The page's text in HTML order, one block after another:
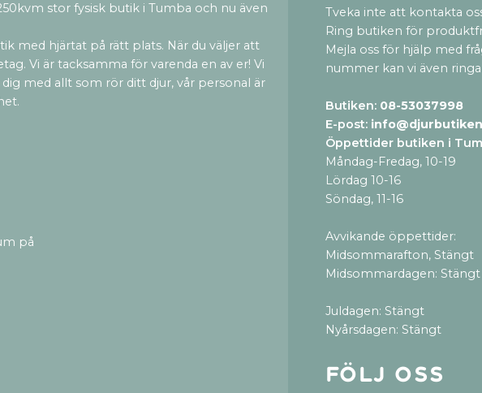
stor fysisk butik i Tumba och nu även
med hjärtat på rätt plats. När du väljer att
Vi är tacksamma för varenda en av er! Vi
med allt som rör ditt djur, vår personal är
på
Tveka inte att kontakta
Ring butiken för
Mejla oss för hjälp med
nummer kan vi även
Butiken: 08-53037998
E-post:
Öppettider butiken i
Måndag-Fredag, 10-19
Lördag 10-16
Söndag, 11-16
Avvikande öppettider:
Midsommarafton, Stängt
Midsommardagen: Stängt
Juldagen: Stängt
Nyårsdagen: Stängt
Följ oss